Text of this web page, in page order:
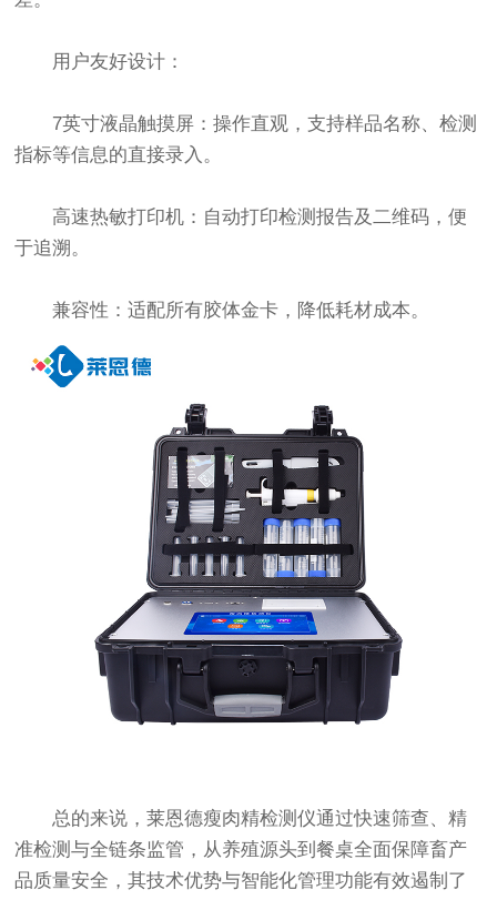
用户友好设计：
7英寸液晶触摸屏：操作直观，支持样品名称、检测
指标等信息的直接录入。
高速热敏打印机：自动打印检测报告及二维码，便
于追溯。
兼容性：适配所有胶体金卡，降低耗材成本。
总的来说，莱恩德瘦肉精检测仪通过快速筛查、精
准检测与全链条监管，从养殖源头到餐桌全面保障畜产
品质量安全，其技术优势与智能化管理功能有效遏制了